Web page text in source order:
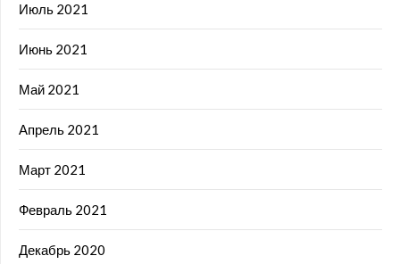
Июль 2021
Июнь 2021
Май 2021
Апрель 2021
Март 2021
Февраль 2021
Декабрь 2020